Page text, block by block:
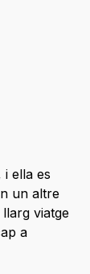
i ella es
un altre
llarg viatge
a